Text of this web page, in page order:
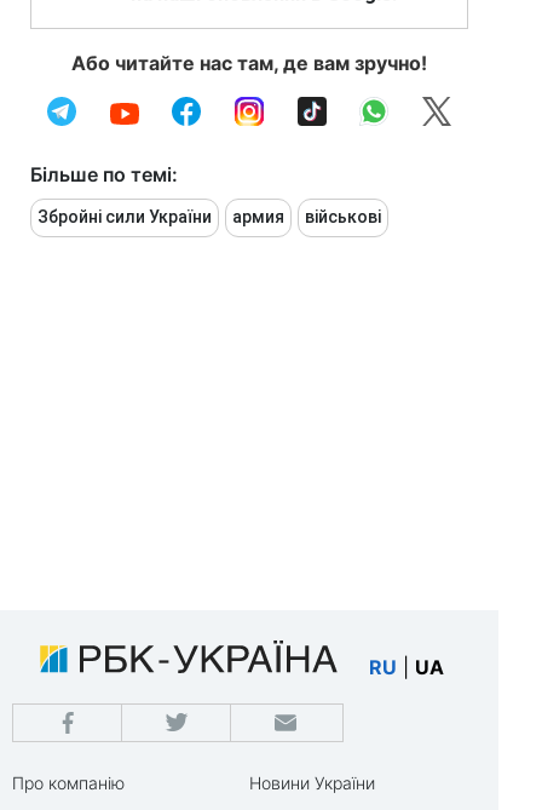
Або читайте нас там, де вам зручно!
Більше по темі:
Збройні сили України армия військові
RU UA
Про компанію
Новини України